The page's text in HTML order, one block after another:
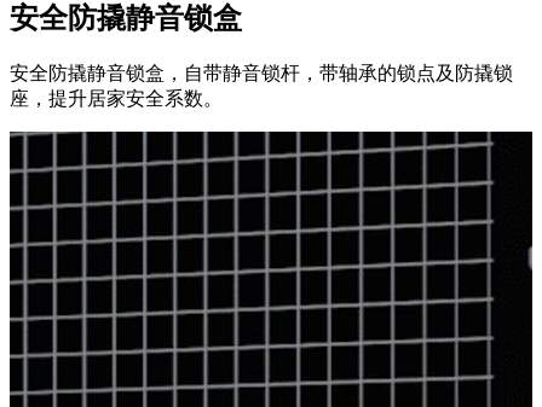
安全防撬静音锁盒
安全防撬静音锁盒，自带静音锁杆，带轴承的锁点及防撬锁
座，提升居家安全系数。